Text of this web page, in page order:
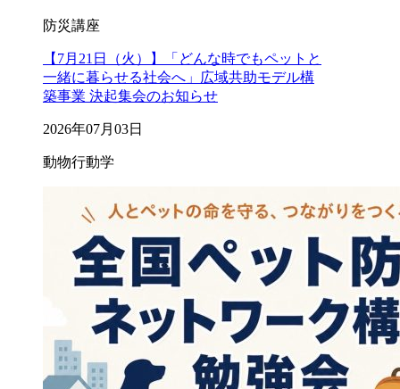
防災講座
【7月21日（火）】「どんな時でもペットと
一緒に暮らせる社会へ」広域共助モデル構
築事業 決起集会のお知らせ
2026年07月03日
動物行動学